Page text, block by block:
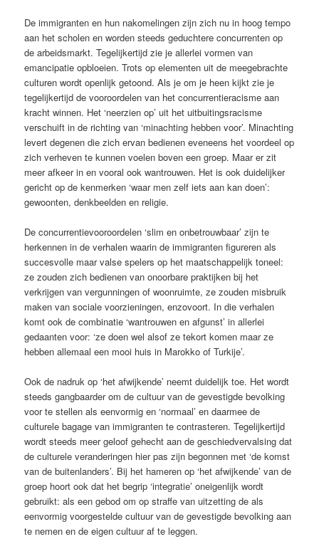
De immigranten en hun nakomelingen zijn zich nu in hoog tempo
aan het scholen en worden steeds geduchtere concurrenten op
de arbeidsmarkt. Tegelijkertijd zie je allerlei vormen van
emancipatie opbloeien. Trots op elementen uit de meegebrachte
culturen wordt openlijk getoond. Als je om je heen kijkt zie je
tegelijkertijd de vooroordelen van het concurrentieracisme aan
kracht winnen. Het ‘neerzien op’ uit het uitbuitingsracisme
verschuift in de richting van ‘minachting hebben voor’. Minachting
levert degenen die zich ervan bedienen eveneens het voordeel op
zich verheven te kunnen voelen boven een groep. Maar er zit
meer afkeer in en vooral ook wantrouwen. Het is ook duidelijker
gericht op de kenmerken ‘waar men zelf iets aan kan doen’:
gewoonten, denkbeelden en religie.
De concurrentievooroordelen ‘slim en onbetrouwbaar’ zijn te
herkennen in de verhalen waarin de immigranten figureren als
succesvolle maar valse spelers op het maatschappelijk toneel:
ze zouden zich bedienen van onoorbare praktijken bij het
verkrijgen van vergunningen of woonruimte, ze zouden misbruik
maken van sociale voorzieningen, enzovoort. In die verhalen
komt ook de combinatie ‘wantrouwen en afgunst’ in allerlei
gedaanten voor: ‘ze doen wel alsof ze tekort komen maar ze
hebben allemaal een mooi huis in Marokko of Turkije’.
Ook de nadruk op ‘het afwijkende’ neemt duidelijk toe. Het wordt
steeds gangbaarder om de cultuur van de gevestigde bevolking
voor te stellen als eenvormig en ‘normaal’ en daarmee de
culturele bagage van immigranten te contrasteren. Tegelijkertijd
wordt steeds meer geloof gehecht aan de geschiedvervalsing dat
de culturele veranderingen hier pas zijn begonnen met ‘de komst
van de buitenlanders’. Bij het hameren op ‘het afwijkende’ van de
groep hoort ook dat het begrip ‘integratie’ oneigenlijk wordt
gebruikt: als een gebod om op straffe van uitzetting de als
eenvormig voorgestelde cultuur van de gevestigde bevolking aan
te nemen en de eigen cultuur af te leggen.